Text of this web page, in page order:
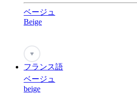
ベージュ
Beige
♥
フランス語
ベージュ
beige